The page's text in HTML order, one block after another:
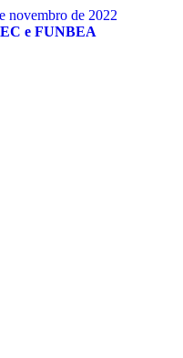
novembro de 2022
e FUNBEA